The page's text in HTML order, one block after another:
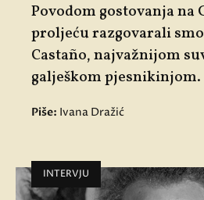
Povodom gostovanja na
proljeću razgovarali
Castaño, najvažnijom
galješkom pjesnikinjom.
Piše: Ivana Dražić
INTERVJU